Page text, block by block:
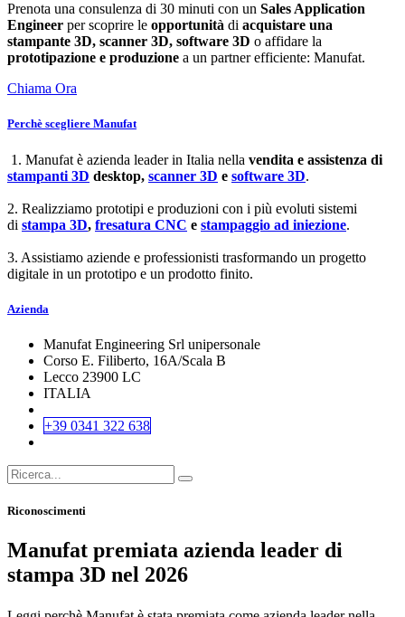
Prenota una consulenza di 30 minuti con un Sales Application
Engineer per scoprire le opportunità di acquistare una
stampante 3D, scanner 3D, software 3D o affidare la
prototipazione e produzione a un partner efficiente: Manufat.
Chiama Ora
Perchè scegliere Manufat
1. Manufat è azienda leader in Italia nella vendita e assistenza di
stampanti 3D desktop, scanner 3D e software 3D.
2. Realizziamo prototipi e produzioni con i più evoluti sistemi
di stampa 3D, fresatura CNC e stampaggio ad iniezione.
3. Assistiamo aziende e professionisti trasformando un progetto
digitale in un prototipo e un prodotto finito.
Azienda
Manufat Engineering Srl unipersonale
Corso E. Filiberto, 16A/Scala B
Lecco 23900 LC
ITALIA
+39 0341 322 638
Riconoscimenti
Manufat premiata azienda leader di
stampa 3D nel 2026